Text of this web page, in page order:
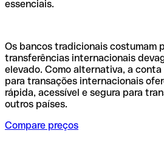
essenciais.
Os bancos tradicionais costumam
transferências internacionais
elevado. Como alternativa, a
para transações internacionais
rápida, acessível e segura para
outros países.
Compare preços